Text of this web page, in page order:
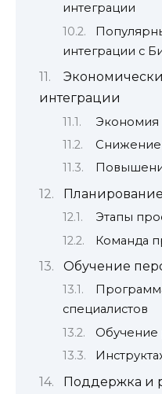
интеграции
интеграции с
интеграции
Этапы
Команда
Обучение
специалистов
Обучение
Поддержка и